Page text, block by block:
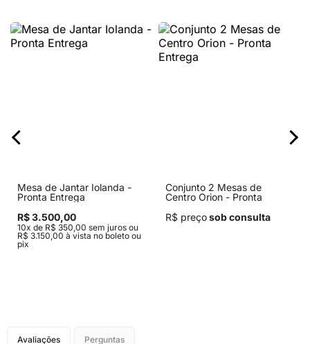
Mesa de Jantar Iolanda -
Pronta Entrega
R$ 3.500,00
10x de R$ 350,00 sem juros ou
R$ 3.150,00 à vista no boleto ou
pix
Conjunto 2 Mesas de
Centro Orion - Pronta
R$ preçosob consulta
Avaliações Perguntas